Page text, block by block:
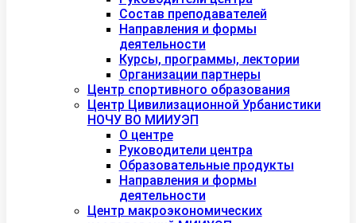
Состав преподавателей
Направления и формы
деятельности
Курсы, программы, лектории
Организации партнеры
Центр спортивного образования
Центр Цивилизационной Урбанистики
НОЧУ ВО МИИУЭП
О центре
Руководители центра
Образовательные продукты
Направления и формы
деятельности
Центр макроэкономических